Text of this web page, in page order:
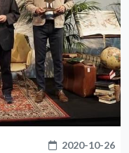
2020-10-26